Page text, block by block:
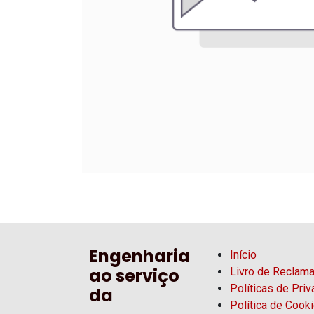
Engenharia
ao serviço
da
Início
Livro de
Políticas de
Política de